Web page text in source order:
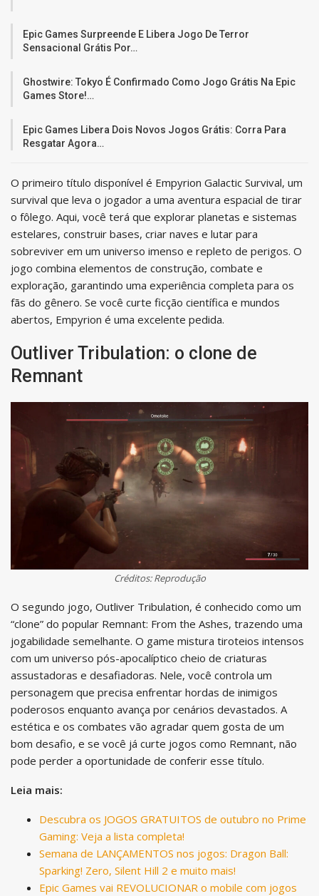
Epic Games Surpreende E Libera Jogo De Terror
Sensacional Grátis Por…
Ghostwire: Tokyo É Confirmado Como Jogo Grátis Na Epic
Games Store!…
Epic Games Libera Dois Novos Jogos Grátis: Corra Para
Resgatar Agora…
O primeiro título disponível é Empyrion Galactic Survival, um
survival que leva o jogador a uma aventura espacial de tirar
o fôlego. Aqui, você terá que explorar planetas e sistemas
estelares, construir bases, criar naves e lutar para
sobreviver em um universo imenso e repleto de perigos. O
jogo combina elementos de construção, combate e
exploração, garantindo uma experiência completa para os
fãs do gênero. Se você curte ficção científica e mundos
abertos, Empyrion é uma excelente pedida.
Outliver Tribulation: o clone de
Remnant
Créditos: Reprodução
O segundo jogo, Outliver Tribulation, é conhecido como um
“clone” do popular Remnant: From the Ashes, trazendo uma
jogabilidade semelhante. O game mistura tiroteios intensos
com um universo pós-apocalíptico cheio de criaturas
assustadoras e desafiadoras. Nele, você controla um
personagem que precisa enfrentar hordas de inimigos
poderosos enquanto avança por cenários devastados. A
estética e os combates vão agradar quem gosta de um
bom desafio, e se você já curte jogos como Remnant, não
pode perder a oportunidade de conferir esse título.
Leia mais:
Descubra os JOGOS GRATUITOS de outubro no Prime
Gaming: Veja a lista completa!
Semana de LANÇAMENTOS nos jogos: Dragon Ball:
Sparking! Zero, Silent Hill 2 e muito mais!
Epic Games vai REVOLUCIONAR o mobile com jogos